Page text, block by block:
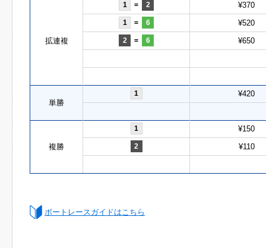
拡連複
1 = 2 ¥370
1 = 6 ¥520
2 = 6 ¥650
単勝
1 ¥420
複勝
1 ¥150
2 ¥110
ボートレースガイドはこちら